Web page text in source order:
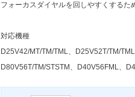
フォーカスダイヤルを回しやすくする
対応機種
D25V42/MT/TM/TML、D25V52T/TM/
D80V56T/TM/STSTM、D40V56FML、